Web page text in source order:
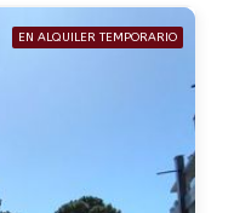
EN ALQUILER TEMPORARIO